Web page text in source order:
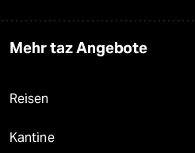
Mehr taz Angebote
Reisen
Kantine